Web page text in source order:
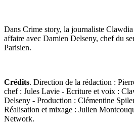
Dans Crime story, la journaliste
affaire avec Damien Delseny, chef du
Parisien.
Crédits. Direction de la rédaction :
chef : Jules Lavie - Ecriture et voix :
Delseny - Production : Clémentine
Réalisation et mixage : Julien
Network.